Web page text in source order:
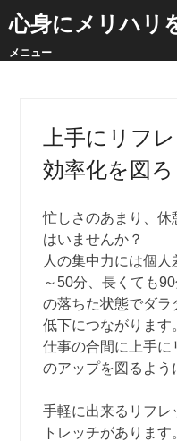
心身にメリハリ
メニュー
上手にリフ
効率化を図ろ
忙しさのあまり、休
はいませんか？
人の集中力には個
～50分、長くても
の落ちた状態でダ
低下につながります
仕事の合間に上手
のアップを図るよう
手軽に出来るリフレ
トレッチがあります